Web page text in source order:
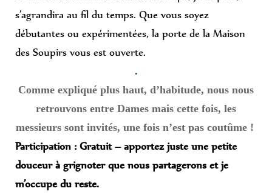
s’agrandira au fil du temps. Que vous soyez
débutantes ou expérimentées, la porte de la Maison
des Soupirs vous est ouverte.
.
Comme expliqué plus haut, d’habitude, nous nous
retrouvons entre Dames mais cette fois, les
messieurs sont invités, une fois n’est pas coutûme !
Participation : Gratuit – apportez juste une petite
douceur à grignoter que nous partagerons et je
m’occupe du reste.